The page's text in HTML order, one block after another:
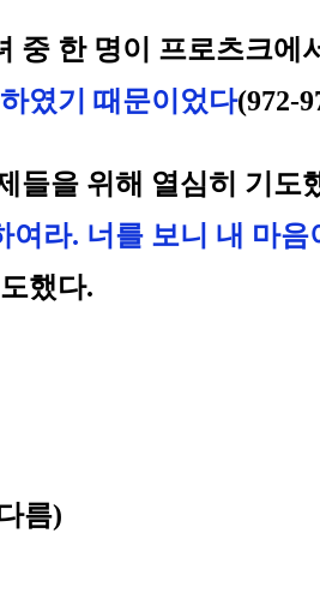
중 한 명이 프로츠크
였기 때문이었다(972-
들을 위해 열심히 기도
라. 너를 보니 내 마
했다.
름)